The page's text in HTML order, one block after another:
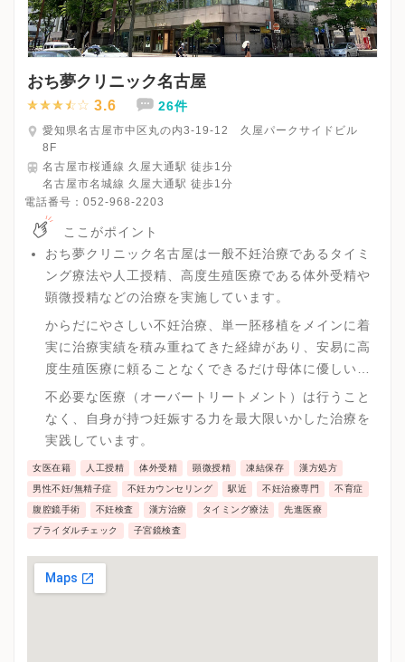
おち夢クリニック名古屋
3.6 26件
愛知県名古屋市中区丸の内3-19-12 久屋パークサイドビル
8F
名古屋市桜通線 久屋大通駅 徒歩1分
名古屋市名城線 久屋大通駅 徒歩1分
電話番号： 052-968-2203
ここがポイント
おち夢クリニック名古屋は一般不妊治療であるタイミ
ング療法や人工授精、高度生殖医療である体外受精や
顕微授精などの治療を実施しています。
からだにやさしい不妊治療、単一胚移植をメインに着
実に治療実績を積み重ねてきた経緯があり、安易に高
度生殖医療に頼ることなくできるだけ母体に優しい治
療を実践しています。
不必要な医療（オーバートリートメント）は行うこと
なく、自身が持つ妊娠する力を最大限いかした治療を
実践しています。
女医在籍 人工授精 体外受精 顕微授精 凍結保存 漢方処方
男性不妊/無精子症 不妊カウンセリング 駅近 不妊治療専門 不育症
腹腔鏡手術 不妊検査 漢方治療 タイミング療法 先進医療
ブライダルチェック 子宮鏡検査